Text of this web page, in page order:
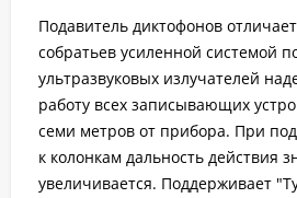
Подавитель диктофонов
собратьев усиленной системой
ультразвуковых излучателей
работу всех записывающих
семи метров от прибора. При
к колонкам дальность действия
увеличивается. Поддерживает